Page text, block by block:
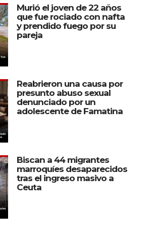
Murió el joven de 22 años
que fue rociado con nafta
y prendido fuego por su
pareja
Reabrieron una causa por
presunto abuso sexual
denunciado por un
adolescente de Famatina
Biscan a 44 migrantes
marroquíes desaparecidos
tras el ingreso masivo a
Ceuta